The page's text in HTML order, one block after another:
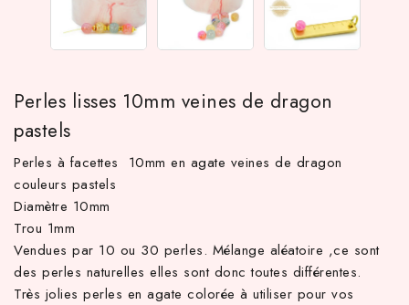
d'achat hors frais de port en France métropolitaine ! À
Perles lisses 10mm veines de dragon
pastels
Perles à facettes 10mm en agate veines de dragon
couleurs pastels
Diamètre 10mm
Trou 1mm
Vendues par 10 ou 30 perles. Mélange aléatoire ,ce sont
des perles naturelles elles sont donc toutes différentes.
Très jolies perles en agate colorée à utiliser pour vos